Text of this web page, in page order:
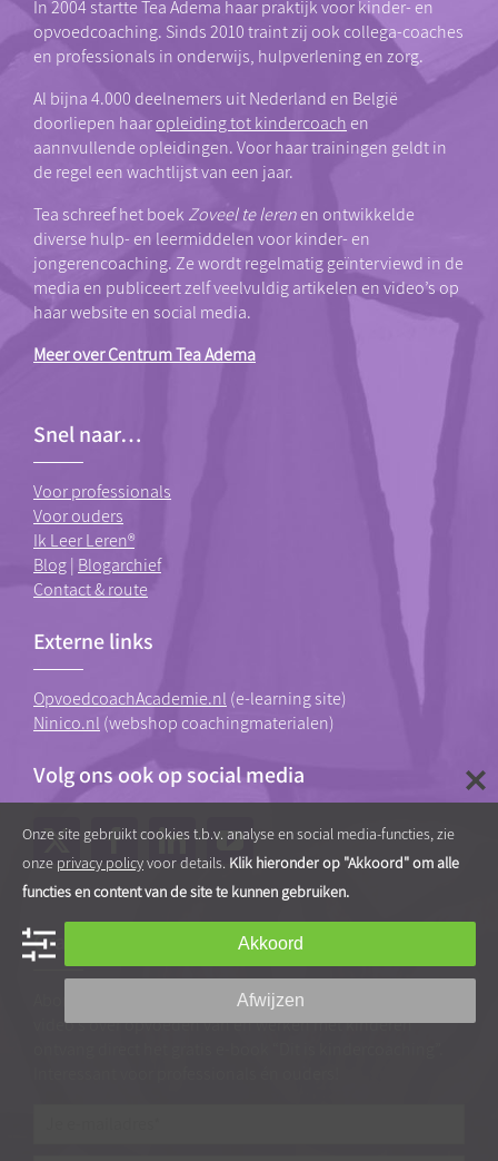
In 2004 startte Tea Adema haar praktijk voor kinder- en
opvoedcoaching. Sinds 2010 traint zij ook collega-coaches
en professionals in onderwijs, hulpverlening en zorg.
Al bijna 4.000 deelnemers uit Nederland en België
doorliepen haaropleiding tot kindercoachen
aannvullende opleidingen. Voor haar trainingen geldt in
de regel een wachtlijst van een jaar.
Tea schreef het boek Zoveel te lerenen ontwikkelde
diverse hulp- en leermiddelen voor kinder- en
jongerencoaching. Ze wordt regelmatig geïnterviewd in de
media en publiceert zelf veelvuldig artikelen en video’s op
haar website en social media.
Meer over Centrum Tea Adema
Snel naar…
Voor professionals
Voor ouders
Ik Leer Leren®
Blog| Blogarchief
Contact & route
Externe links
OpvoedcoachAcademie.nl (e-learning site)
Ninico.nl (webshop coachingmaterialen)
Volg ons ook op social media
Gratis tips, artikelen en video’s
Abonneer je op onze nieuwsbrief vol praktische tips en
video’s over opvoeden van en werken met kinderen
Onze site gebruikt cookies t.b.v. analyse en social media-functies, zie
onze privacy policyvoor details. Klik hieronder op "Akkoord" om alle
functies en content van de site te kunnen gebruiken.
Akkoord
Afwijzen